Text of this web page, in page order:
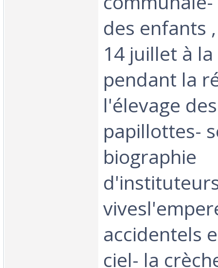
des enfants
14 juillet à
pendant la
l'élevage
papillottes-
biographie
accidentels
ciel- la